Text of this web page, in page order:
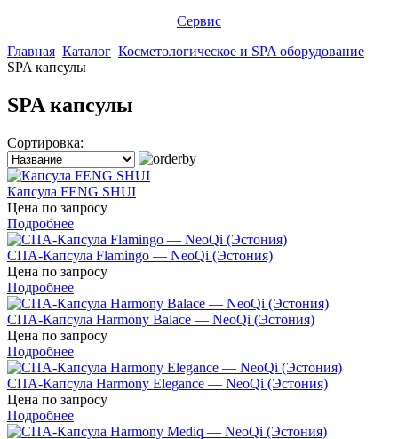
Сервис
Главная Каталог Косметологическое и SPA оборудование
SPA капсулы
SPA капсулы
Сортировка:
Капсула FENG SHUI
Цена по запросу
Подробнее
СПА-Капсула Flamingo — NeoQi (Эстония)
Цена по запросу
Подробнее
СПА-Капсула Harmony Balace — NeoQi (Эстония)
Цена по запросу
Подробнее
СПА-Капсула Harmony Elegance — NeoQi (Эстония)
Цена по запросу
Подробнее